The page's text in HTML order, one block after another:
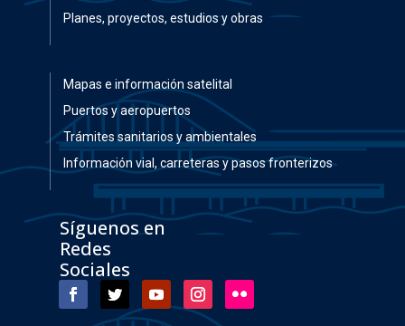
Planes, proyectos, estudios y obras
Mapas e información satelital
Puertos y aeropuertos
Trámites sanitarios y ambientales
Información vial, carreteras y pasos fronterizos
Síguenos en
Redes
Sociales